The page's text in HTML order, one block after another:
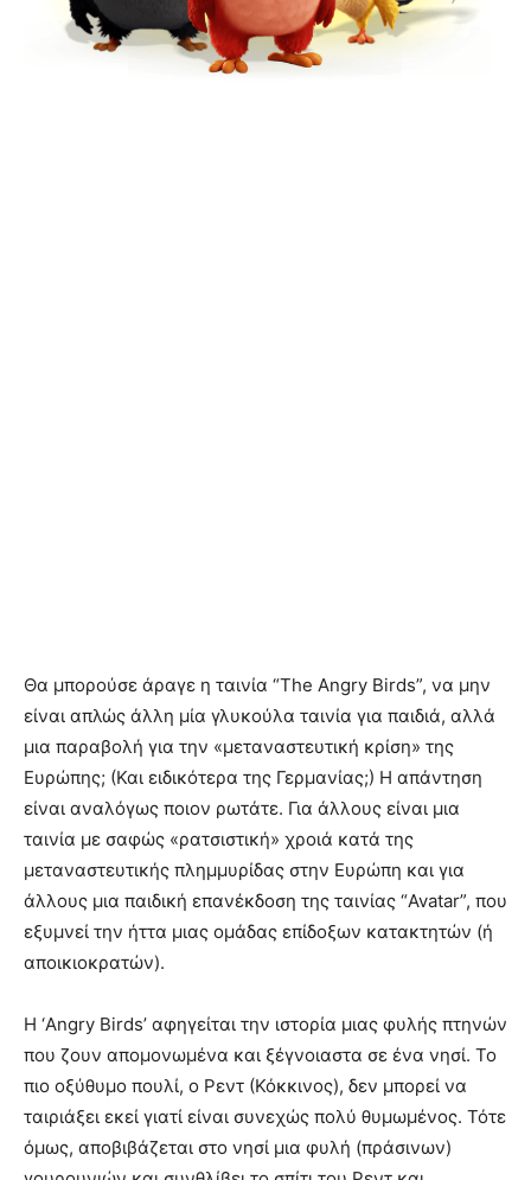
Θα μπορούσε άραγε η ταινία “The Angry Birds”, να μην
είναι απλώς άλλη μία γλυκούλα ταινία για παιδιά, αλλά
μια παραβολή για την «μεταναστευτική κρίση» της
Ευρώπης; (Και ειδικότερα της Γερμανίας;) Η απάντηση
είναι αναλόγως ποιον ρωτάτε. Για άλλους είναι μια
ταινία με σαφώς «ρατσιστική» χροιά κατά της
μεταναστευτικής πλημμυρίδας στην Ευρώπη και για
άλλους μια παιδική επανέκδοση της ταινίας “Avatar”, που
εξυμνεί την ήττα μιας ομάδας επίδοξων κατακτητών (ή
αποικιοκρατών).
Η ‘Angry Birds’ αφηγείται την ιστορία μιας φυλής πτηνών
που ζουν απομονωμένα και ξέγνοιαστα σε ένα νησί. Το
πιο οξύθυμο πουλί, ο Ρεντ (Κόκκινος), δεν μπορεί να
ταιριάξει εκεί γιατί είναι συνεχώς πολύ θυμωμένος. Τότε
όμως, αποβιβάζεται στο νησί μια φυλή (πράσινων)